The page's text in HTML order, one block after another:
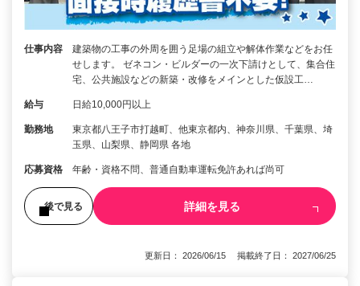
仕事内容
建築物の工事の外周を囲う足場の組立や解体作業などをお任
せします。 ゼネコン・ビルダーの一次下請けとして、集合住
宅、公共施設などの新築・改修をメインとした仮設工…
給与 日給10,000円以上
勤務地
東京都八王子市打越町、他東京都内、神奈川県、千葉県、埼
玉県、山梨県、静岡県 各地
応募資格 年齢・資格不問、普通自動車運転免許あれば尚可
後で見る 詳細を見る
更新日： 2026/06/15 掲載終了日： 2027/06/25